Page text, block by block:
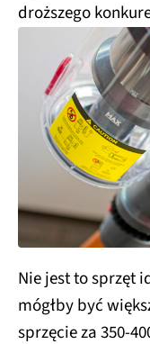
droższego
Nie jest to sprzęt
mógłby być
sprzęcie za 350-